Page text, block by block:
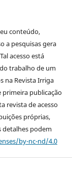
conteúdo,
a pesquisas gera
acesso está
trabalho de um
na Revista Irriga
primeira publicação
revista de acesso
próprias,
detalhes podem
by-nc-nd/4.0